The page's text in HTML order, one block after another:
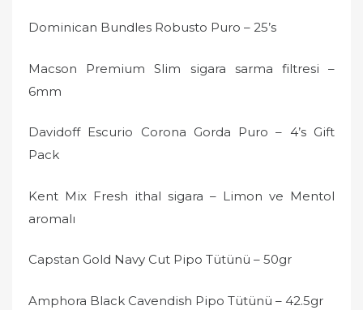
Dominican Bundles Robusto Puro – 25’s
Macson Premium Slim sigara sarma filtresi –
6mm
Davidoff Escurio Corona Gorda Puro – 4’s Gift
Pack
Kent Mix Fresh ithal sigara – Limon ve Mentol
aromalı
Capstan Gold Navy Cut Pipo Tütünü – 50gr
Amphora Black Cavendish Pipo Tütünü – 42.5gr